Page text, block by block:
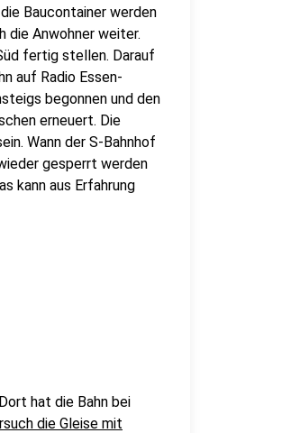
Baucontainer werden
die Anwohner weiter.
fertig stellen. Darauf
auf Radio Essen-
begonnen und den
erneuert. Die
Wann der S-Bahnhof
gesperrt werden
kann aus Erfahrung
hat die Bahn bei
die Gleise mit